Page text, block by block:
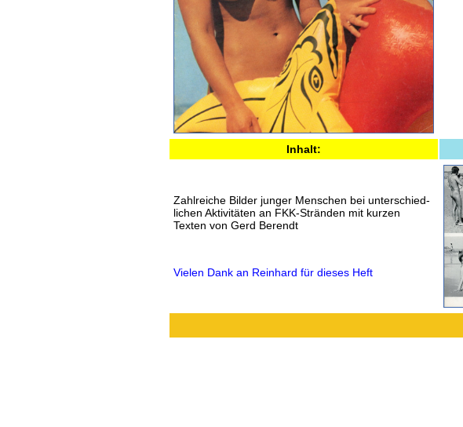
Inhalt:
Zahlreiche Bilder junger Menschen bei unterschied-
lichen Aktivitäten an FKK-Stränden mit kurzen
Texten von Gerd Berendt
Vielen Dank an Reinhard für dieses Heft